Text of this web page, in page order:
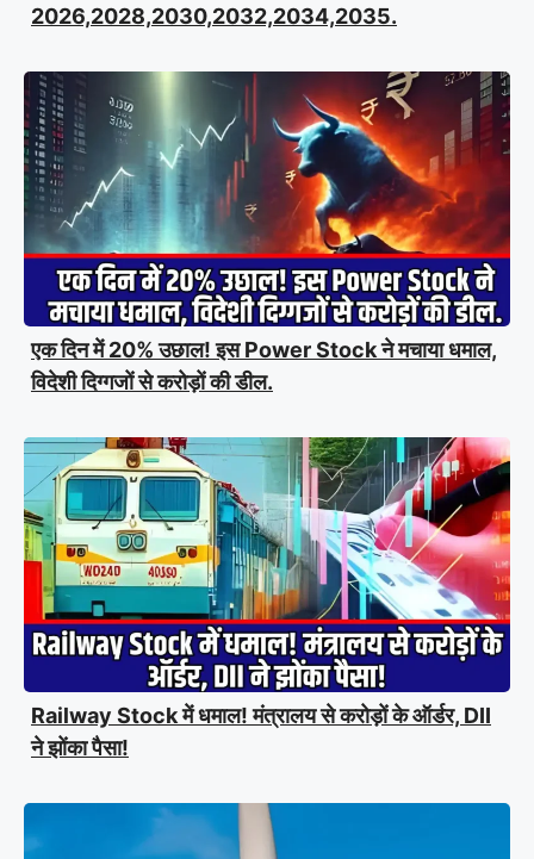
2026,2028,2030,2032,2034,2035.
एक दिन में 20% उछाल! इस Power Stock ने मचाया धमाल,
विदेशी दिग्गजों से करोड़ों की डील.
Railway Stock में धमाल! मंत्रालय से करोड़ों के ऑर्डर, DII
ने झोंका पैसा!